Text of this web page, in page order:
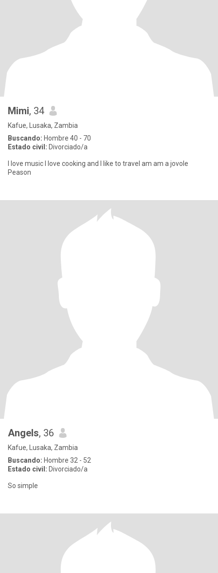
Mimi, 34
Kafue, Lusaka, Zambia
Buscando: Hombre 40 - 70
Estado civil: Divorciado/a
I love music I love cooking and I like to travel am am a jovole
Peason
Angels, 36
Kafue, Lusaka, Zambia
Buscando: Hombre 32 - 52
Estado civil: Divorciado/a
So simple